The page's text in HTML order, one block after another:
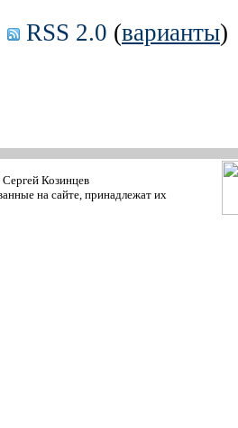
RSS 2.0 (варианты)
Козинцев
на сайте, принадлежат их